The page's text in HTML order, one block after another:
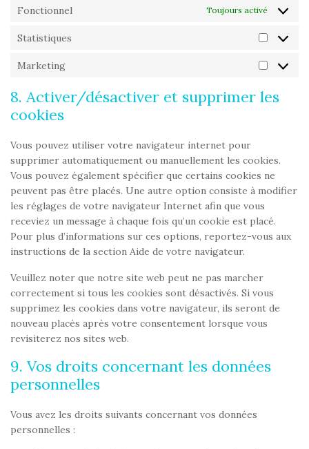
Fonctionnel Toujours activé
Statistiques
Marketing
8. Activer/désactiver et supprimer les
cookies
Vous pouvez utiliser votre navigateur internet pour
supprimer automatiquement ou manuellement les cookies.
Vous pouvez également spécifier que certains cookies ne
peuvent pas être placés. Une autre option consiste à modifier
les réglages de votre navigateur Internet afin que vous
receviez un message à chaque fois qu’un cookie est placé.
Pour plus d’informations sur ces options, reportez-vous aux
instructions de la section Aide de votre navigateur.
Veuillez noter que notre site web peut ne pas marcher
correctement si tous les cookies sont désactivés. Si vous
supprimez les cookies dans votre navigateur, ils seront de
nouveau placés après votre consentement lorsque vous
revisiterez nos sites web.
9. Vos droits concernant les données
personnelles
Vous avez les droits suivants concernant vos données
personnelles :